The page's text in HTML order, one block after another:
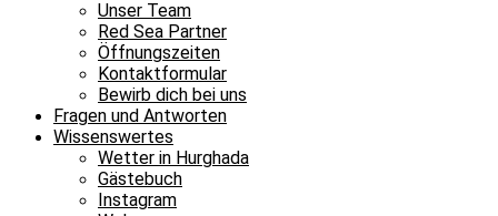
Unser Team
Red Sea Partner
Öffnungszeiten
Kontaktformular
Bewirb dich bei uns
Fragen und Antworten
Wissenswertes
Wetter in Hurghada
Gästebuch
Instagram